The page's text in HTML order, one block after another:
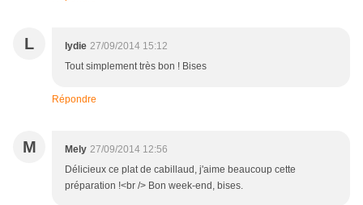
L lydie 27/09/2014 15:12
Tout simplement très bon ! Bises
Répondre
M Mely 27/09/2014 12:56
Délicieux ce plat de cabillaud, j'aime beaucoup cette
préparation !<br /> Bon week-end, bises.